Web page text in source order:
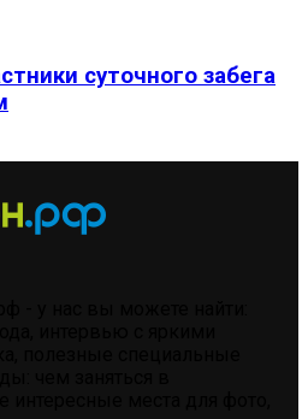
суточного забега